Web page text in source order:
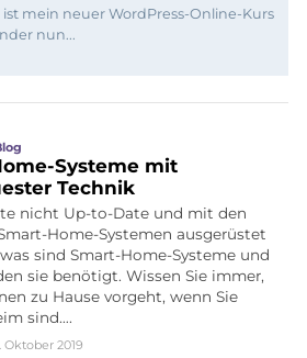
mein neuer WordPress-Online-Kurs
nun...
Systeme mit
Technik
nicht Up-to-Date und mit den
Home-Systemen ausgerüstet
sind Smart-Home-Systeme und
sie benötigt. Wissen Sie immer,
zu Hause vorgeht, wenn Sie
sind….
Oktober 2019